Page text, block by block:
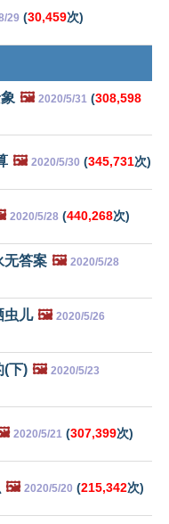
29 (30,459次)
🖼️ 2020/5/31 (308,598
🖼️ 2020/5/30 (345,731次)
2020/5/28 (440,268次)
无答案 🖼️ 2020/5/28
虫儿 🖼️ 2020/5/26
(下) 🖼️ 2020/5/23
2020/5/21 (307,399次)
🖼️ 2020/5/20 (215,342次)